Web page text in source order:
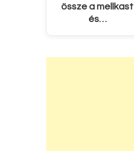
össze a mellkast
és…